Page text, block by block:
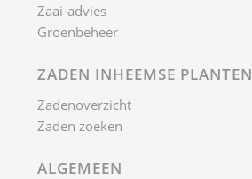
Zaai-advies
Groenbeheer
ZADEN INHEEMSE PLANTEN
Zadenoverzicht
Zaden zoeken
ALGEMEEN